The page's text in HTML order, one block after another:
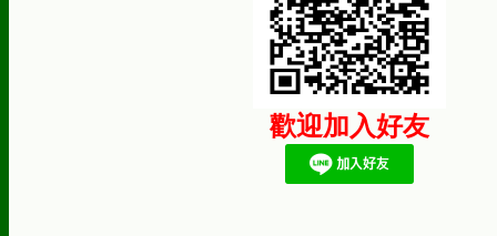
歡迎加入好友